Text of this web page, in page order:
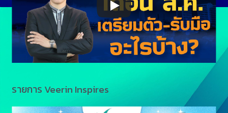
รายการ Veerin Inspires